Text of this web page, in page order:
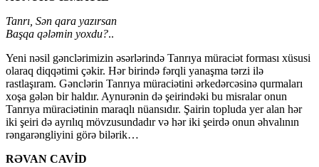
Tanrı, Sən qara yazırsan
Başqa qələmin yoxdu?..
Yeni nəsil gənclərimizin əsərlərində Tanrıya müraciət forması xüsusi
olaraq diqqətimi çəkir. Hər birində fərqli yanaşma tərzi ilə
rastlaşıram. Gənclərin Tanrıya müraciətini ərkedərcəsinə qurmaları
xoşa gələn bir haldır. Aynurənin də şeirindəki bu misralar onun
Tanrıya müraciətinin maraqlı nüansıdır. Şairin topluda yer alan hər
iki şeiri də ayrılıq mövzusundadır və hər iki şeirdə onun əhvalının
rəngarəngliyini görə bilərik…
RƏVAN CAVİD